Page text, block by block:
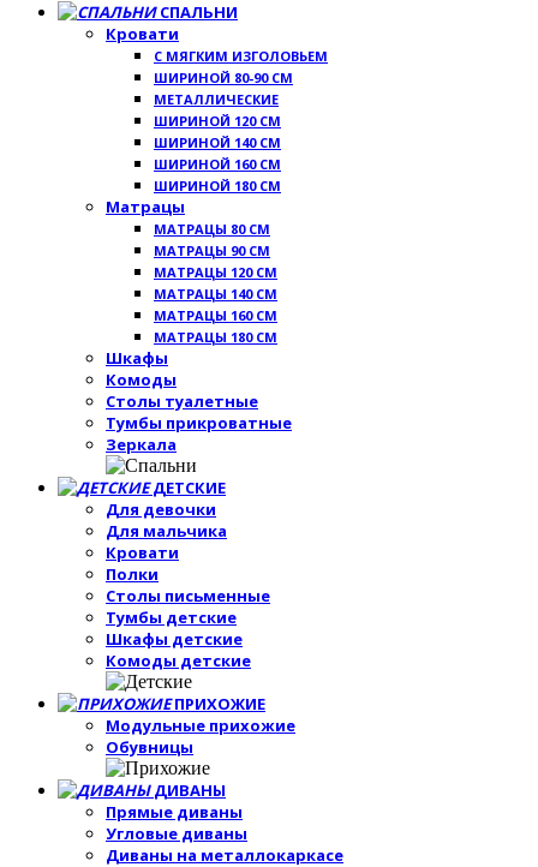
СПАЛЬНИ
Кровати
С МЯГКИМ ИЗГОЛОВЬЕМ
ШИРИНОЙ 80-90 СМ
МЕТАЛЛИЧЕСКИЕ
ШИРИНОЙ 120 СМ
ШИРИНОЙ 140 СМ
ШИРИНОЙ 160 СМ
ШИРИНОЙ 180 СМ
Матрацы
МАТРАЦЫ 80 СМ
МАТРАЦЫ 90 СМ
МАТРАЦЫ 120 СМ
МАТРАЦЫ 140 СМ
МАТРАЦЫ 160 СМ
МАТРАЦЫ 180 СМ
Шкафы
Комоды
Столы туалетные
Тумбы прикроватные
Зеркала
ДЕТСКИЕ
Для девочки
Для мальчика
Кровати
Полки
Столы письменные
Тумбы детские
Шкафы детские
Комоды детские
ПРИХОЖИЕ
Модульные прихожие
Обувницы
ДИВАНЫ
Прямые диваны
Угловые диваны
Диваны на металлокаркасе